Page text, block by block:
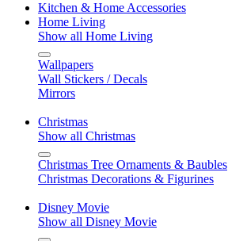
Kitchen & Home Accessories
Home Living
Show all Home Living
Wallpapers
Wall Stickers / Decals
Mirrors
Christmas
Show all Christmas
Christmas Tree Ornaments & Baubles
Christmas Decorations & Figurines
Disney Movie
Show all Disney Movie